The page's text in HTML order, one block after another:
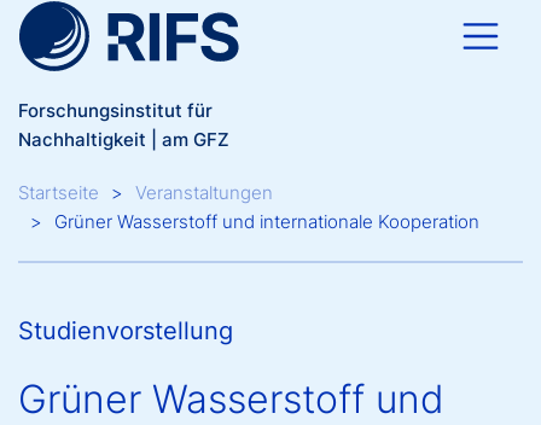
Direkt zum Inhalt
Forschungsinstitut für
Nachhaltigkeit | am GFZ
Breadcrumb
Startseite
Veranstaltungen
Grüner Wasserstoff und internationale Kooperation
Studienvorstellung
Grüner Wasserstoff und